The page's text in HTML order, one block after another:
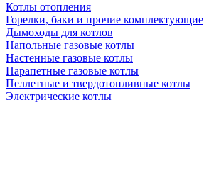
Котлы отопления
Горелки, баки и прочие комплектующие
Дымоходы для котлов
Напольные газовые котлы
Настенные газовые котлы
Парапетные газовые котлы
Пеллетные и твердотопливные котлы
Электрические котлы